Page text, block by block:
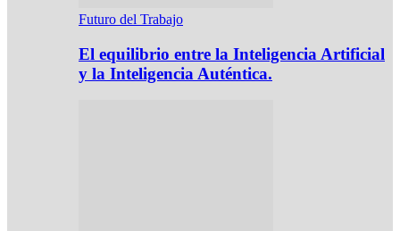
Futuro del Trabajo
El equilibrio entre la Inteligencia Artificial
y la Inteligencia Auténtica.